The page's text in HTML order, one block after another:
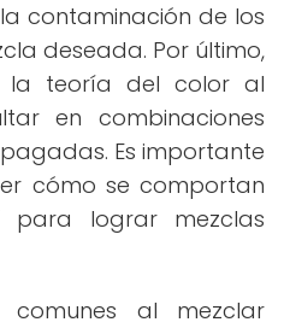
contaminación de los
deseada. Por último,
la teoría del color al
en combinaciones
Es importante
cómo se comportan
para lograr mezclas
comunes al mezclar